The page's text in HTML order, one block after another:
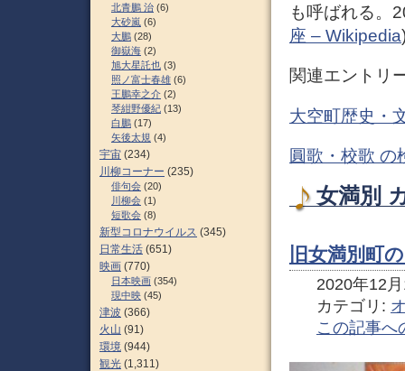
も呼ばれる。
座 – Wikipedia
関連エントリ
大空町歴史・
圓歌・校歌 の
女満別
旧女満別町
2020年12
カテゴリ:
この記事へ
北青鵬 治 (6)
大砂嵐 (6)
大鵬 (28)
御嶽海 (2)
旭大星託也 (3)
照ノ富士春雄 (6)
王鵬幸之介 (2)
琴紺野優紀 (13)
白鵬 (17)
矢後太規 (4)
宇宙 (234)
川柳コーナー (235)
俳句会 (20)
川柳会 (1)
短歌会 (8)
新型コロナウイルス (345)
日常生活 (651)
映画 (770)
日本映画 (354)
現中映 (45)
津波 (366)
火山 (91)
環境 (944)
観光 (1,311)